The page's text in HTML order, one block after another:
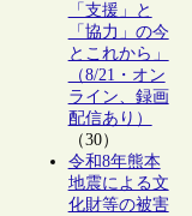
「支援」と
「協力」の今
とこれから」
（8/21・オン
ライン、録画
配信あり）
（30）
令和8年熊本
地震による文
化財等の被害